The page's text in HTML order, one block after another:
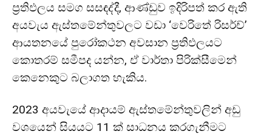
ප්‍රතිඵලය සමග සසඳද්දී, ආණ්ඩුව ඉදිරිපත් කර ඇති
අයවැය ඇස්තමේන්තුවලට වඩා ‘වෙරිතේ රිසර්ච්’
ආයතනයේ පුරෝකථන අවසාන ප්‍රතිඵලයට
කොතරම් සමීපද යන්න, ඒ වාර්තා පිරික්සීමෙන්
කෙනෙකුට බලාගත හැකිය.
2023 අයවැයේ ආදායම් ඇස්තමේන්තුවලින් අඩු
වශයෙන් සියයට 11 ක් සාධනය කරගැනීමට